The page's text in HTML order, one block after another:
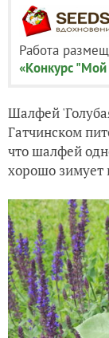
Работа
«Конкурс "Мой
Шалфей
Гатчинском
что шалфей
хорошо зимует